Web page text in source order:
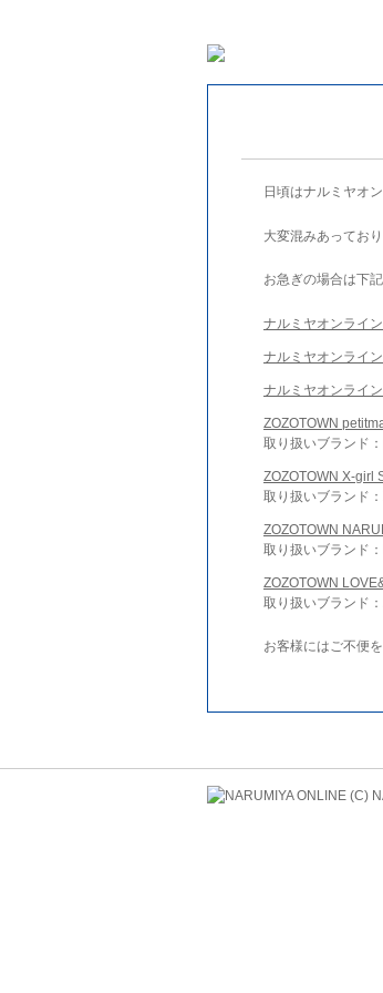
日頃はナルミヤオ
大変混みあってお
お急ぎの場合は下
ナルミヤオンライ
ナルミヤオンライ
ナルミヤオンライ
ZOZOTOWN
取り扱いブランド
ZOZOTOWN X-girl
取り扱いブランド
ZOZOTOWN
取り扱いブランド
ZOZOTOWN
取り扱いブランド
お客様にはご不便